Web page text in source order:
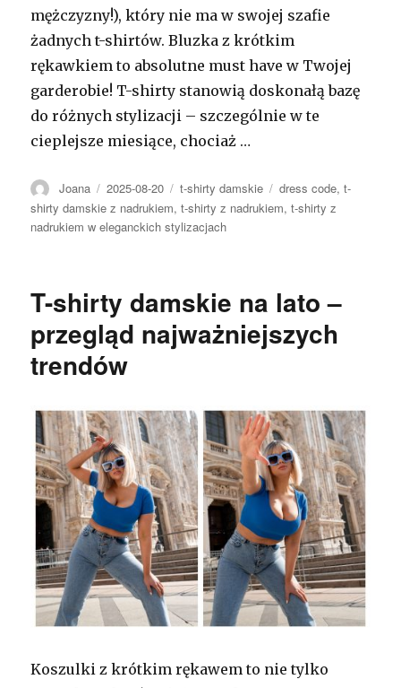
mężczyzny!), który nie ma w swojej szafie
żadnych t-shirtów. Bluzka z krótkim
rękawkiem to absolutne must have w Twojej
garderobie! T-shirty stanowią doskonałą bazę
do różnych stylizacji – szczególnie w te
cieplejsze miesiące, chociaż …
Autor
Joana Opublikowano
2025-08-20 Kategorie
t-shirty damskie Tagi
dress code,t-
shirty damskie z nadrukiem,t-shirty z nadrukiem,t-shirty z
nadrukiem w eleganckich stylizacjach
T-shirty damskie na lato –
przegląd najważniejszych
trendów
Koszulki z krótkim rękawem to nie tylko